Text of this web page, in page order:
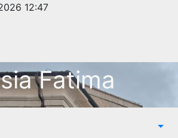
12:47
Fatima